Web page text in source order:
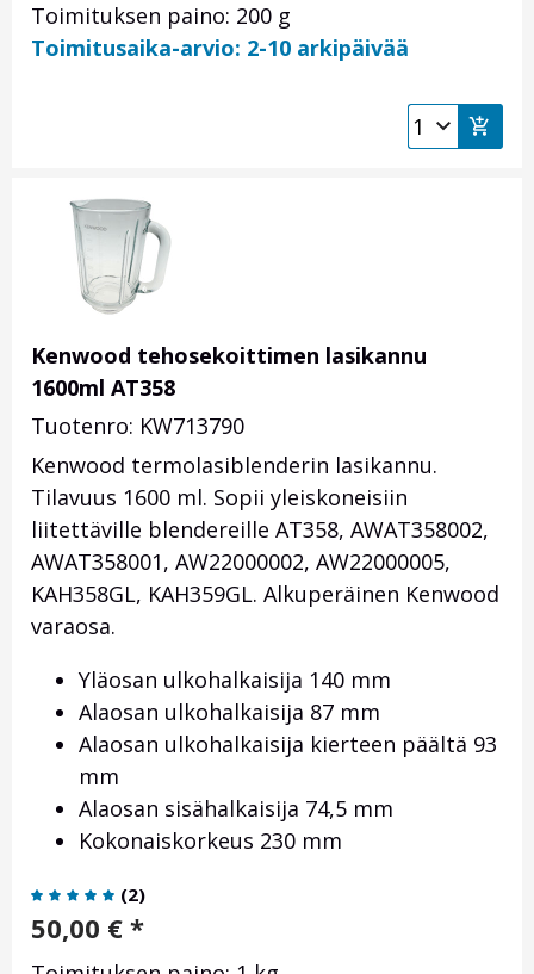
Toimituksen paino: 200 g
Toimitusaika-arvio: 2-10 arkipäivää
Kenwood tehosekoittimen lasikannu
1600ml AT358
Tuotenro: KW713790
Kenwood termolasiblenderin lasikannu.
Tilavuus 1600 ml. Sopii yleiskoneisiin
liitettäville blendereille AT358, AWAT358002,
AWAT358001, AW22000002, AW22000005,
KAH358GL, KAH359GL. Alkuperäinen Kenwood
varaosa.
Yläosan ulkohalkaisija 140 mm
Alaosan ulkohalkaisija 87 mm
Alaosan ulkohalkaisija kierteen päältä 93
mm
Alaosan sisähalkaisija 74,5 mm
Kokonaiskorkeus 230 mm
(2)
50,00 € *